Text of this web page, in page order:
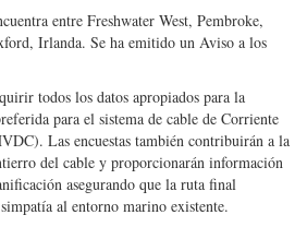
entre Freshwater West, Pembroke,
Irlanda. Se ha emitido un Aviso a los
todos los datos apropiados para la
para el sistema de cable de Corriente
Las encuestas también contribuirán a la
del cable y proporcionarán información
asegurando que la ruta final
al entorno marino existente.